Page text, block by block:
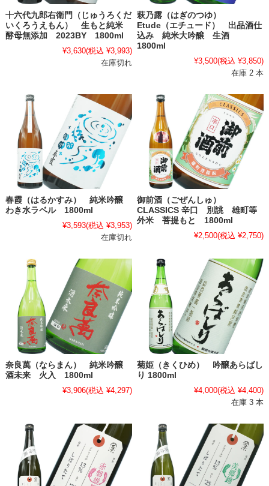
十六代九郎右衛門（じゅうろくだ
いくろうえもん） 生もと純米
酵母無添加 2023BY 1800ml
¥3,630(税込 ¥3,993)
在庫切れ
萩乃露（はぎのつゆ）
Etude（エチュード） 出品酒仕
込み 純米大吟醸 生酒
1800ml
¥3,500(税込 ¥3,850)
在庫 2 本
春霞（はるかすみ） 純米吟醸
わき水ラベル 1800ml
¥3,593(税込 ¥3,953)
在庫切れ
御前酒（ごぜんしゅ）
CLASSICS 辛口 別誂 雄町等
外米 菩提もと 1800ml
¥2,500(税込 ¥2,750)
奈良萬（ならまん） 純米吟醸
酒未来 火入 1800ml
¥3,906(税込 ¥4,297)
菊姫（きくひめ） 吟醸あらばし
り 1800ml
¥4,000(税込 ¥4,400)
在庫 3 本